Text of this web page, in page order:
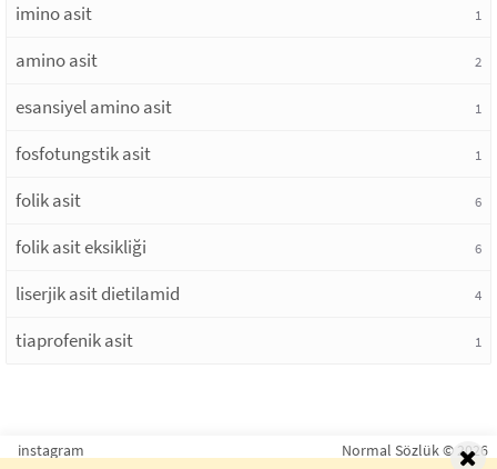
imino asit 1
amino asit 2
esansiyel amino asit 1
fosfotungstik asit 1
folik asit 6
folik asit eksikliği 6
liserjik asit dietilamid 4
tiaprofenik asit 1
instagram Normal Sözlük © 2026